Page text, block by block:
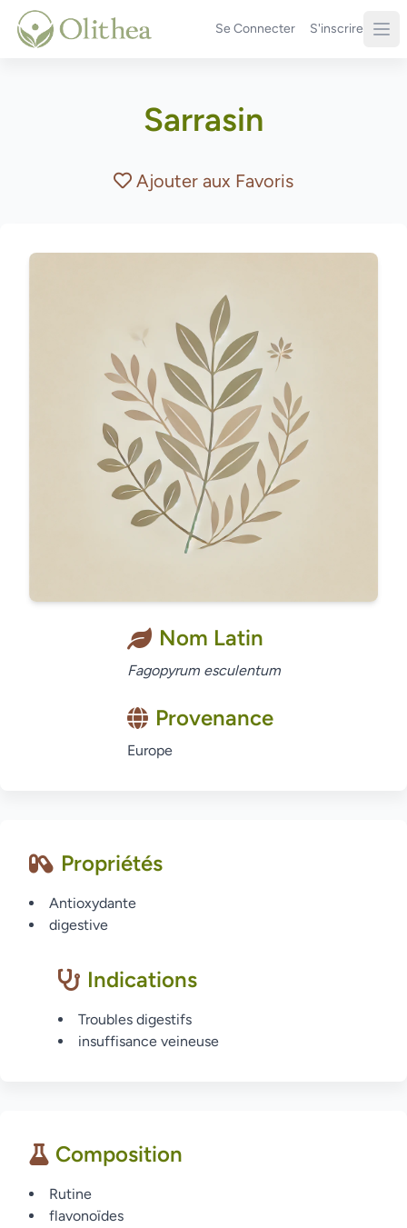
Se Connecter S'inscrire
Sarrasin
Ajouter aux Favoris
Nom Latin
Fagopyrum esculentum
Provenance
Europe
Propriétés
Antioxydante
digestive
Indications
Troubles digestifs
insuffisance veineuse
Composition
Rutine
flavonoïdes